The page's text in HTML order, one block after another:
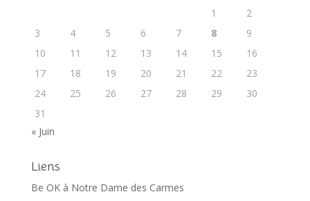
1
2
3
4 5 6 7 8
9
10
11 12 13 14 15
16
17
18 19 20 21 22
23
24
25 26 27 28 29
30
31
« Juin
Liens
Be OK à Notre Dame des Carmes